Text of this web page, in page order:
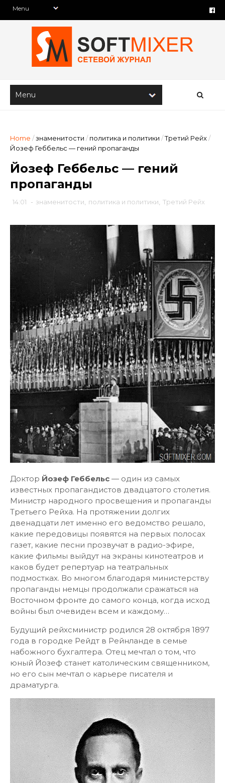
Home /знаменитости / политика и политики /Третий Рейх/
Йозеф Геббельс — гений пропаганды
Йозеф Геббельс — гений
пропаганды
14:01 - знаменитости политика и политики Третий Рейх
Доктор Йозеф Геббельс — один из самых
известных пропагандистов двадцатого столетия.
Министр народного просвещения и пропаганды
Третьего Рейха. На протяжении долгих
двенадцати лет именно его ведомство решало,
какие передовицы появятся на первых полосах
газет, какие песни прозвучат в радио-эфире,
какие фильмы выйдут на экраны кинотеатров и
каков будет репертуар на театральных
подмостках. Во многом благодаря министерству
пропаганды немцы продолжали сражаться на
Восточном фронте до самого конца, когда исход
войны был очевиден всем и каждому…
Будущий рейхсминистр родился 28 октября 1897
года в городке Рейдт в Рейнланде в семье
набожного бухгалтера. Отец мечтал о том, что
юный Йозеф станет католическим священником,
но его сын мечтал о карьере писателя и
драматурга.